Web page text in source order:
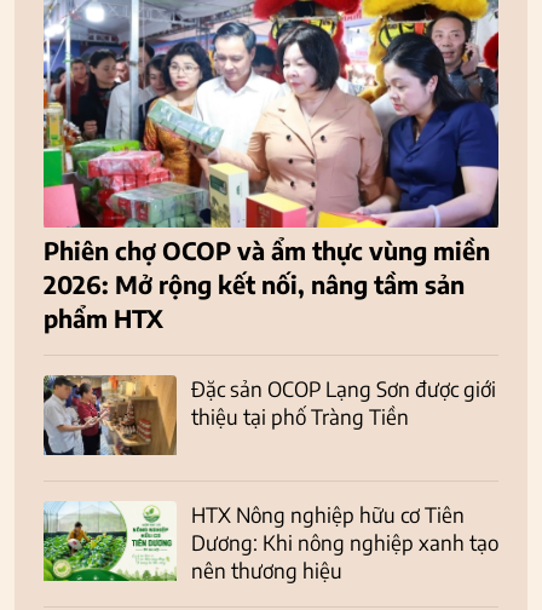
Phiên chợ OCOP và ẩm thực vùng miền
2026: Mở rộng kết nối, nâng tầm sản
phẩm HTX
Đặc sản OCOP Lạng Sơn được giới
thiệu tại phố Tràng Tiền
HTX Nông nghiệp hữu cơ Tiên
Dương: Khi nông nghiệp xanh tạo
nên thương hiệu